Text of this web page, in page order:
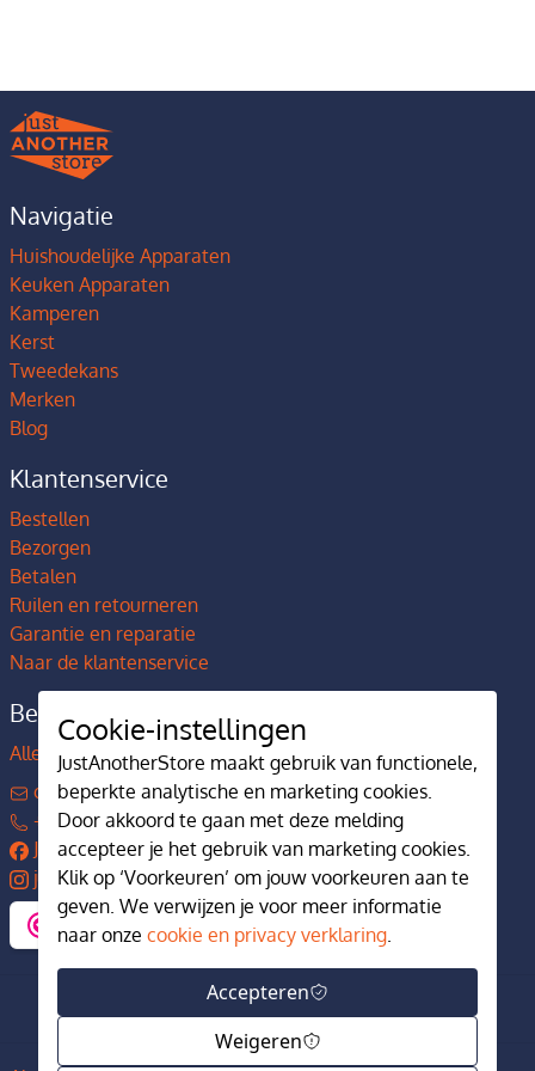
Navigatie
Huishoudelijke Apparaten
Keuken Apparaten
Kamperen
Kerst
Tweedekans
Merken
Blog
Klantenservice
Bestellen
Bezorgen
Betalen
Ruilen en retourneren
Garantie en reparatie
Naar de klantenservice
Bedrijfsgegevens
Alles over JustAnotherStore
contact@justanotherstore.nl
+31 73 644 7405
JustAnotherStore
justanotherstore.nl
Cookie-instellingen
JustAnotherStore maakt gebruik van functionele,
beperkte analytische en marketing cookies.
Door akkoord te gaan met deze melding
accepteer je het gebruik van marketing cookies.
Klik op ‘Voorkeuren’ om jouw voorkeuren aan te
geven. We verwijzen je voor meer informatie
naar onze cookie en privacy verklaring.
Accepteren
Weigeren